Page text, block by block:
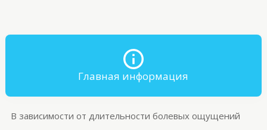
Главная информация
В зависимости от длительности болевых ощущений